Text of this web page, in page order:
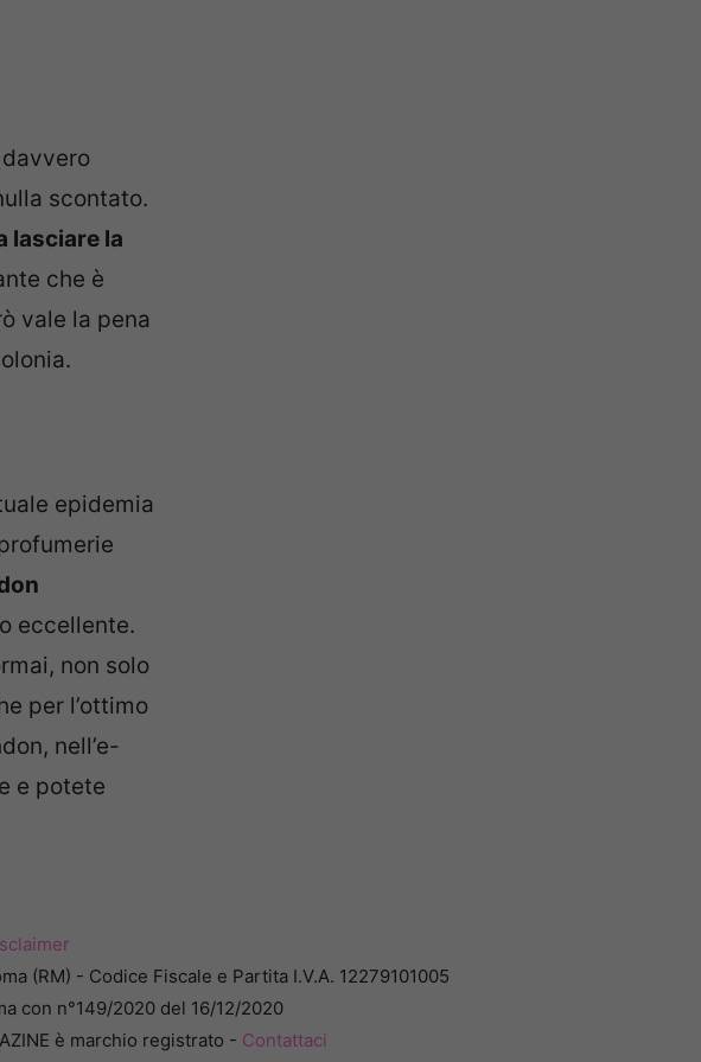
scontato.
lasciare la
che è
vale la pena
epidemia
eccellente.
non solo
per l’ottimo
nell’e-
e potete
(RM) - Codice Fiscale e Partita I.V.A. 12279101005
con n°149/2020 del 16/12/2020
è marchio registrato - Contattaci